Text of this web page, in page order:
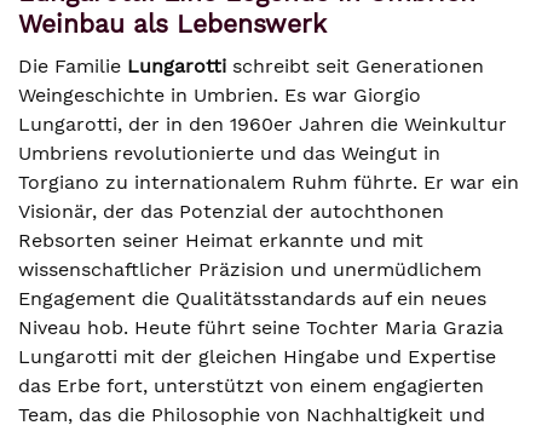
Weinbau als Lebenswerk
Die Familie Lungarotti schreibt seit Generationen
Weingeschichte in Umbrien. Es war Giorgio
Lungarotti, der in den 1960er Jahren die Weinkultur
Umbriens revolutionierte und das Weingut in
Torgiano zu internationalem Ruhm führte. Er war ein
Visionär, der das Potenzial der autochthonen
Rebsorten seiner Heimat erkannte und mit
wissenschaftlicher Präzision und unermüdlichem
Engagement die Qualitätsstandards auf ein neues
Niveau hob. Heute führt seine Tochter Maria Grazia
Lungarotti mit der gleichen Hingabe und Expertise
das Erbe fort, unterstützt von einem engagierten
Team, das die Philosophie von Nachhaltigkeit und